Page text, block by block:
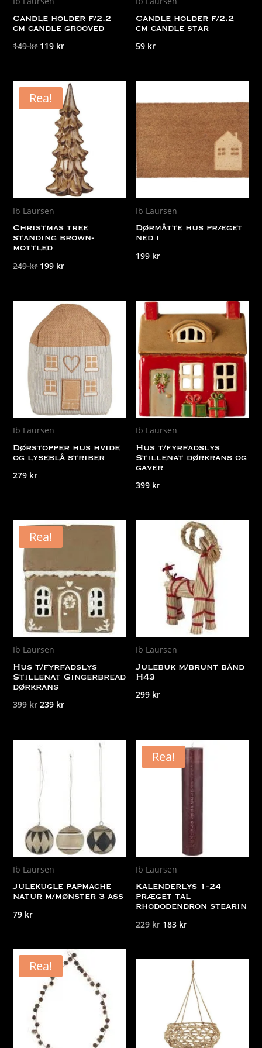
Candle holder f/2.2
cm candle grooved
149kr Det
149 kr.
119 krDet
är:
119 kr.
Candle holder f/2.2
cm candle star
59 kr
Rea!
Ib Laursen
Christmas tree
standing brown-
mottled
249kr Det
var:
249 kr.
199 krDet
är:
199 kr.
Ib Laursen
Dørmåtte hus præget
ned i
199 kr
Ib Laursen
Dørstopper hus hvide
og lyseblå striber
279 kr
Ib Laursen
Hus t/fyrfadslys
Stillenat dørkrans og
gaver
399 kr
Rea!
Ib Laursen
Hus t/fyrfadslys
Stillenat Gingerbread
dørkrans
399krDet
var:
399 kr.
239 krDet
239 kr.
Ib Laursen
Julebuk m/brunt bånd
H43
299 kr
Ib Laursen
Julekugle papmache
natur m/mønster 3 ass
79 kr
Rea!
Ib Laursen
Kalenderlys 1-24
præget tal
rhododendron stearin
229kr Det
183 krDet
är:
183 kr.
Rea!